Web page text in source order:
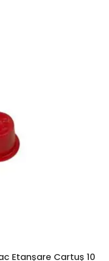
Etanșare Cartuș 10